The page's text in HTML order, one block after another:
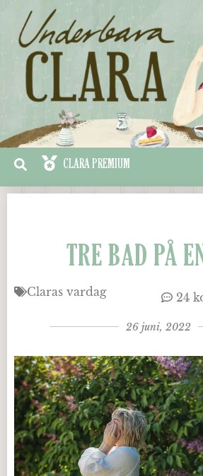
TRE BAD PÅ
Claras vardag 24
26 juni, 2022